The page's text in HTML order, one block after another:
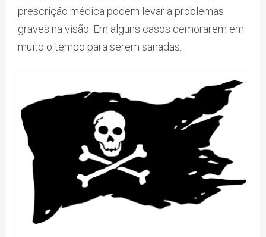
prescrição médica podem levar a problemas
graves na visão. Em alguns casos demorarem em
muito o tempo para serem sanadas.